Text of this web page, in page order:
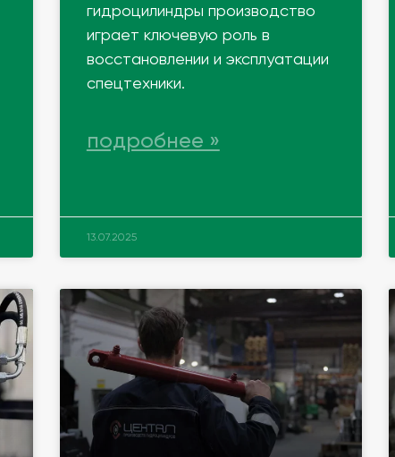
гидроцилиндры производство
играет ключевую роль в
восстановлении и эксплуатации
спецтехники.
подробнее »
13.07.2025